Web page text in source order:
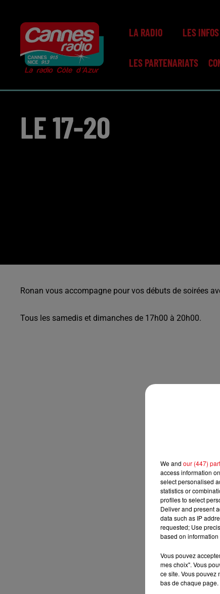
LA RADIO LES INFOS
LES PARTENARIATS
LE 17-20
Ronan vous accompagne pour vos débuts de soirées
Tous les samedis et dimanches de 17h00 à 20h00.
We and our (447)
access information
select personalised
statistics or
profiles to select
Deliver and present
data such as IP
requested; Use
based on
Vous pouvez
mes choix". Vous
ce site. Vous pouvez
bas de chaque page.